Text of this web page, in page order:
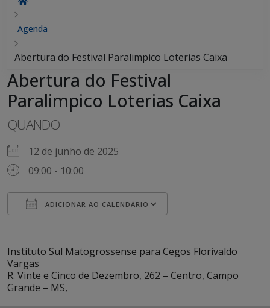
Agenda
Abertura do Festival Paralimpico Loterias Caixa
Abertura do Festival
Paralimpico Loterias Caixa
QUANDO
12 de junho de 2025
09:00 - 10:00
ADICIONAR AO CALENDÁRIO
Instituto Sul Matogrossense para Cegos Florivaldo
Vargas
R. Vinte e Cinco de Dezembro, 262 – Centro, Campo
Grande – MS,